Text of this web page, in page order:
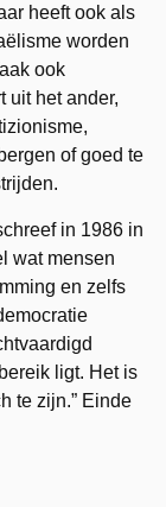
heeft ook als
worden
ook
uit het ander,
of goed te
in 1986 in
wat mensen
en zelfs
ligt. Het is
te zijn.” Einde